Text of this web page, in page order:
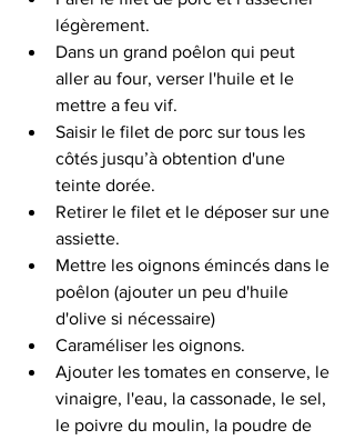
légèrement.
Dans un grand poêlon qui peut
aller au four, verser l'huile et le
mettre a feu vif.
Saisir le filet de porc sur tous les
côtés jusqu’à obtention d'une
teinte dorée.
Retirer le filet et le déposer sur une
assiette.
Mettre les oignons émincés dans le
poêlon (ajouter un peu d'huile
d'olive si nécessaire)
Caraméliser les oignons.
Ajouter les tomates en conserve, le
vinaigre, l'eau, la cassonade, le sel,
le poivre du moulin, la poudre de